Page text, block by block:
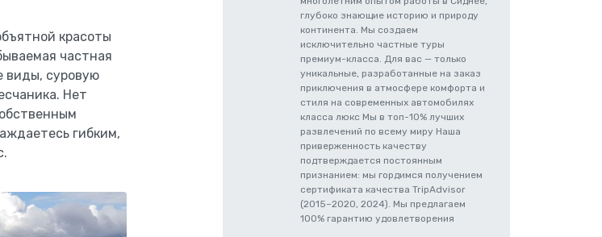
красоты
частная
виды, суровую
Нет
гибким,
глубоко знающие историю и природу
континента. Мы создаем
исключительно частные туры
премиум-класса. Для вас — только
уникальные, разработанные на заказ
приключения в атмосфере комфорта и
стиля на современных автомобилях
класса люкс Мы в топ-10% лучших
развлечений по всему миру Наша
приверженность качеству
подтверждается постоянным
признанием: мы гордимся получением
сертификата качества TripAdvisor
(2015–2020, 2024). Мы предлагаем
100% гарантию удовлетворения